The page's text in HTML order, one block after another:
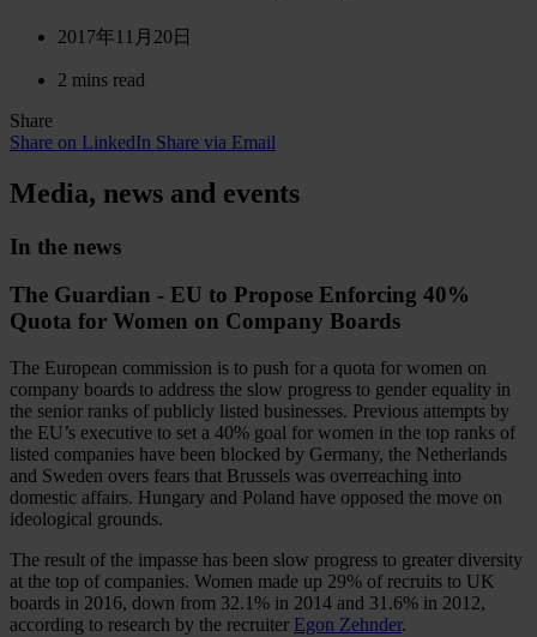
2017年11月20日
2 mins read
Share
Share on LinkedIn Share via Email
Media, news and events
In the news
The Guardian - EU to Propose Enforcing 40%
Quota for Women on Company Boards
The European commission is to push for a quota for women on
company boards to address the slow progress to gender equality in
the senior ranks of publicly listed businesses. Previous attempts by
the EU’s executive to set a 40% goal for women in the top ranks of
listed companies have been blocked by Germany, the Netherlands
and Sweden overs fears that Brussels was overreaching into
domestic affairs. Hungary and Poland have opposed the move on
ideological grounds.
The result of the impasse has been slow progress to greater diversity
at the top of companies. Women made up 29% of recruits to UK
boards in 2016, down from 32.1% in 2014 and 31.6% in 2012,
according to research by the recruiter Egon Zehnder.